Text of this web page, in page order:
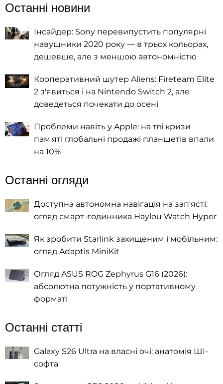
Останні новини
Інсайдер: Sony перевипустить популярні
навушники 2020 року — в трьох кольорах,
дешевше, але з меншою автономністю
Кооперативний шутер Aliens: Fireteam Elite
2 з'явиться і на Nintendo Switch 2, але
доведеться почекати до осені
Проблеми навіть у Apple: на тлі кризи
пам'яті глобальні продажі планшетів впали
на 10%
Останні огляди
Доступна автономна навігація на зап'ясті:
огляд смарт-годинника Haylou Watch Hyper
Як зробити Starlink захищеним і мобільним:
огляд Adaptis MiniKit
Огляд ASUS ROG Zephyrus G16 (2026):
абсолютна потужність у портативному
форматі
Останні статті
Galaxy S26 Ultra на власні очі: анатомія ШІ-
софта